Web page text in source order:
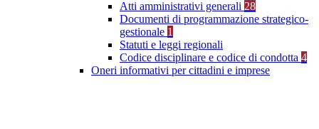
Atti amministrativi generali 28
Documenti di programmazione strategico-
gestionale 1
Statuti e leggi regionali
Codice disciplinare e codice di condotta 4
Oneri informativi per cittadini e imprese